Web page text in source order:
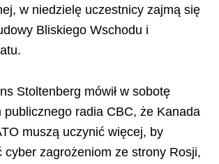
w niedzielę uczestnicy zajmą się
Bliskiego Wschodu i
Stoltenberg mówił w sobotę
publicznego radia CBC, że Kanada
muszą uczynić więcej, by
cyber zagrożeniom ze strony Rosji,